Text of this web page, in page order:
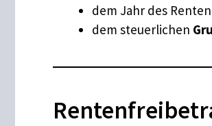
dem Jahr des
dem steuerlichen